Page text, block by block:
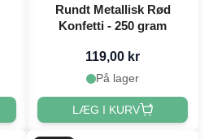
Rundt Metallisk Rød
Konfetti - 250 gram
119,00 kr
På lager
LÆG I KURV